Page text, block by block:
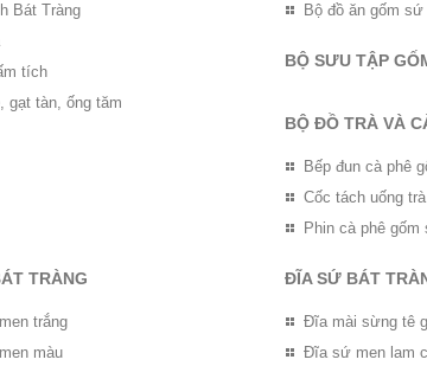
Bát Tràng
tích
gạt tàn, ống tăm
Bộ đồ ăn gốm
BỘ SƯU TẬP
BỘ ĐỒ TRÀ VÀ
Bếp đun cà phê
Cốc tách uống
Phin cà phê gốm
TRÀNG
trắng
màu
ĐĨA SỨ BÁT
Đĩa mài sừng tê
Đĩa sứ men lam